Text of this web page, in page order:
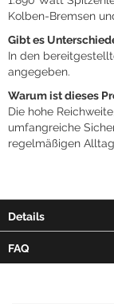
Kolben-Bremsen
Gibt es
In den
angegeben.
Warum ist dieses
Die hohe
umfangreiche
regelmäßigen
Details
FAQ